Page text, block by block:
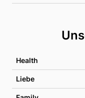
Health
Liebe